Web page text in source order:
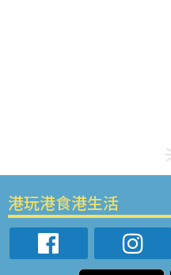
港玩港食港生活